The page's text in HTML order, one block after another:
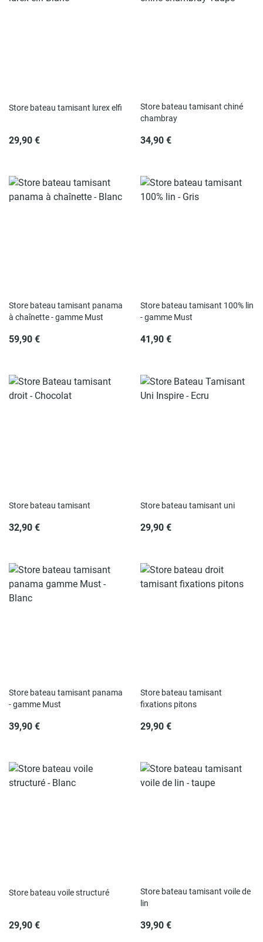
Store bateau tamisant lurex elfi
29,90 €
Store bateau tamisant chiné
chambray
34,90 €
Store bateau tamisant panama
à chaînette - gamme Must
59,90 €
Store bateau tamisant 100% lin
- gamme Must
41,90 €
Store bateau tamisant
32,90 €
Store bateau tamisant uni
29,90 €
Store bateau tamisant panama
- gamme Must
39,90 €
Store bateau tamisant
fixations pitons
29,90 €
Store bateau voile structuré
29,90 €
Store bateau tamisant voile de
lin
39,90 €